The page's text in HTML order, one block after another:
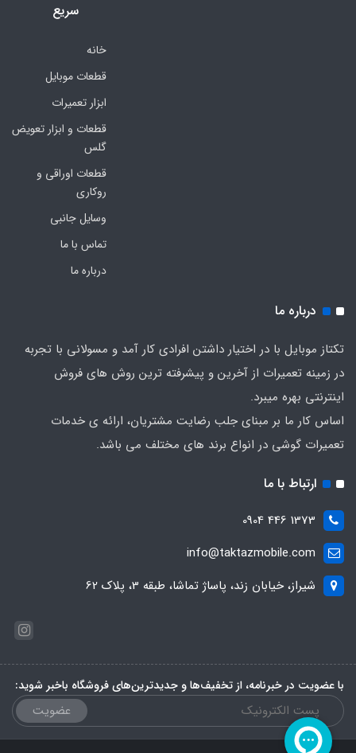
سریع
خانه
قطعات موبایل
ابزار تعمیرات
قطعات و ابزار تعویض
گلس
قطعات اوراقی و
روکاری
وسایل جانبی
تماس با ما
درباره ما
درباره ما
تکتاز موبایل با در اختیار داشتن افرادی کار آمد و مسولانی با تجربه
در زمینه تعمیرات از آخرین و پیشرفته ترین روش های فروش
اینترنتی بهره میبرد.
اساس کار ما بر مبنای جلب رضایت مشتریان، ارائه ی خدمات
تعمیرات گوشی در انواع برند های مختلف می باشد.
ارتباط با ما
1373 446 0904
info@taktazmobile.com
شیراز، خیابان زند، پاساژ تماشا، طبقه 3، پلاک 62
با عضویت در خبرنامه، از تخفیف‌ها و جدیدترین‌های فروشگاه باخبر شوید:
عضویت